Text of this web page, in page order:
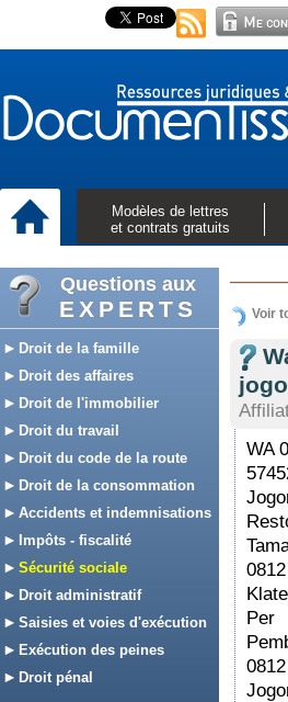
Modèles de lettres
et contrats gratuits
Questions aux
EXPERTS
Droit de la famille
Droit des affaires
Droit de l'immobilier
Droit du travail
Droit du code de la route
Droit de la consommation
Accidents et indemnisations
Impôts - fiscalité
Sécurité sociale
Droit administratif
Saisies et voies d'exécution
Exécution des peines
Droit pénal
Voir
WA
Per